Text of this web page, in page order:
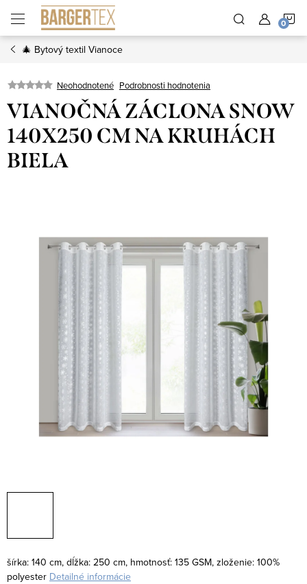
obsah
🎄 Bytový textil Vianoce
Neohodnotené Podrobnosti hodnotenia
VIANOČNÁ ZÁCLONA SNOW
140X250 CM NA KRUHÁCH
BIELA
šírka: 140 cm, dĺžka: 250 cm, hmotnosť: 135 GSM, zloženie: 100%
polyester Detailné informácie